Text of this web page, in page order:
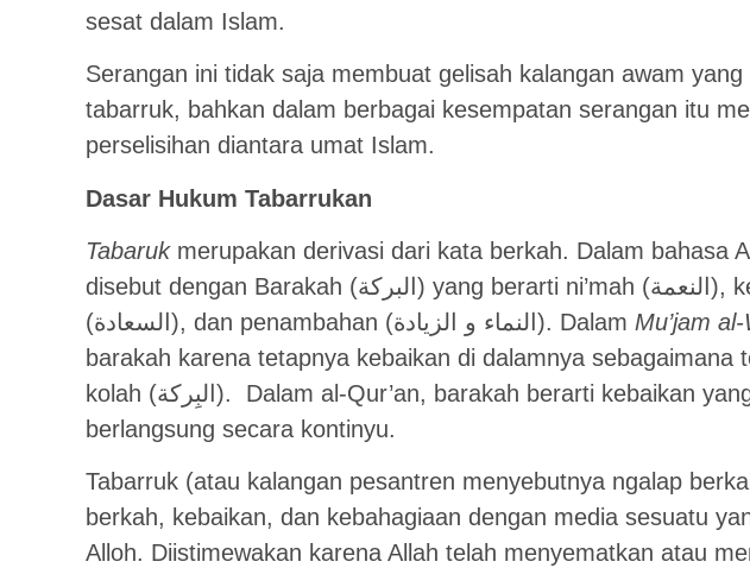
sesat dalam Islam.
Serangan ini tidak saja membuat gelisah kalangan awam
tabarruk, bahkan dalam berbagai kesempatan serangan itu
perselisihan diantara umat Islam.
Dasar Hukum Tabarrukan
Tabaruk merupakan derivasi dari kata berkah. Dalam bahasa
disebut dengan Barakah (البركة) yang berarti ni’mah (النعمة), kebahagiaan
(السعادة), dan penambahan (النماء و الزيادة). Dalam Mu’jam
barakah karena tetapnya kebaikan di dalamnya sebagaimana
kolah (البِركة). Dalam al-Qur’an, barakah berarti kebaikan yang bertambah dan
berlangsung secara kontinyu.
Tabarruk (atau kalangan pesantren menyebutnya ngalap
berkah, kebaikan, dan kebahagiaan dengan media sesuatu
Alloh. Diistimewakan karena Allah telah menyematkan atau